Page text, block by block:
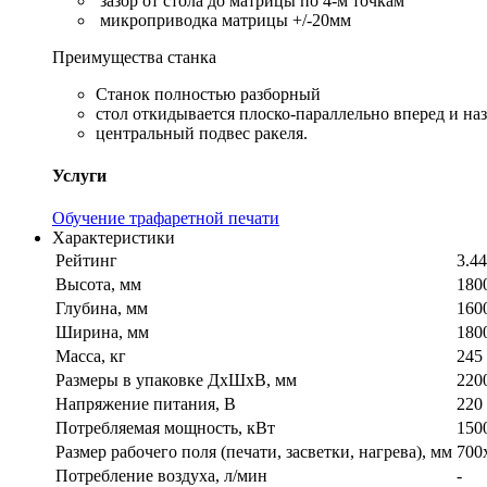
микроприводка матрицы +/-20мм
Преимущества станка
Станок полностью разборный
стол откидывается плоско-параллельно вперед и
центральный подвес ракеля.
Услуги
Обучение трафаретной печати
Характеристики
Рейтинг
3.44
Высота, мм
Глубина, мм
Ширина, мм
Масса, кг
245
Размеры в упаковке ДхШхВ, мм
Напряжение питания, В
220
Потребляемая мощность, кВт
Размер рабочего поля (печати, засветки, нагрева), мм
Потребление воздуха, л/мин
-